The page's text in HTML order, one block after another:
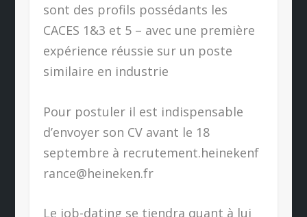
sont des profils possédants les
CACES 1&3 et 5 – avec une première
expérience réussie sur un poste
similaire en industrie
Pour postuler il est indispensable
d’envoyer son CV avant le 18
septembre à recrutement.heinekenf
rance@heineken.fr
Le job-dating se tiendra quant à lui